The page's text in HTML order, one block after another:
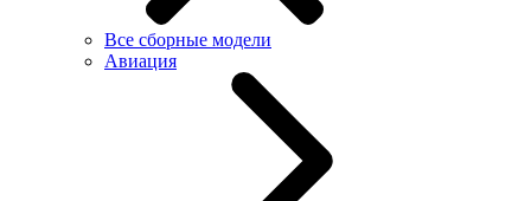
Все сборные модели
Авиация